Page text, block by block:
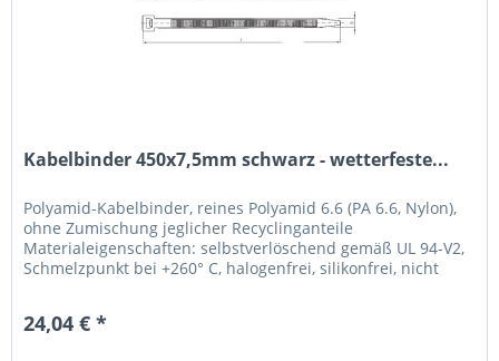
Kabelbinder 450x7,5mm schwarz - wetterfeste...
Polyamid-Kabelbinder, reines Polyamid 6.6 (PA 6.6, Nylon),
ohne Zumischung jeglicher Recyclinganteile
Materialeigenschaften: selbstverlöschend gemäß UL 94-V2,
Schmelzpunkt bei +260° C, halogenfrei, silikonfrei, nicht
24,04 € *